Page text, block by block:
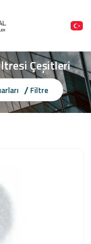
Çeşitleri
Filtre